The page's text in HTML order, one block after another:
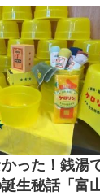
った！銭湯
誕生秘話「富